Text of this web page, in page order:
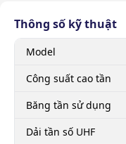
Thông số kỹ thuật
Model
Công suất cao tần
Băng tần sử dụng
Dải tần số UHF